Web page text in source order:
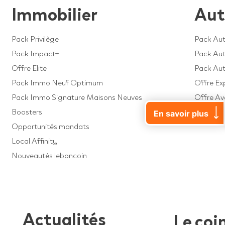
Immobilier
Pack Privilège
Pack Impact+
Offre Elite
Pack Immo Neuf Optimum
Pack Immo Signature Maisons Neuves
Boosters
Opportunités mandats
Local Affinity
Nouveautés leboncoin
Pack
Pack
Pack
Offre
Offre
Offre
Actualités
Le
En savoir plus